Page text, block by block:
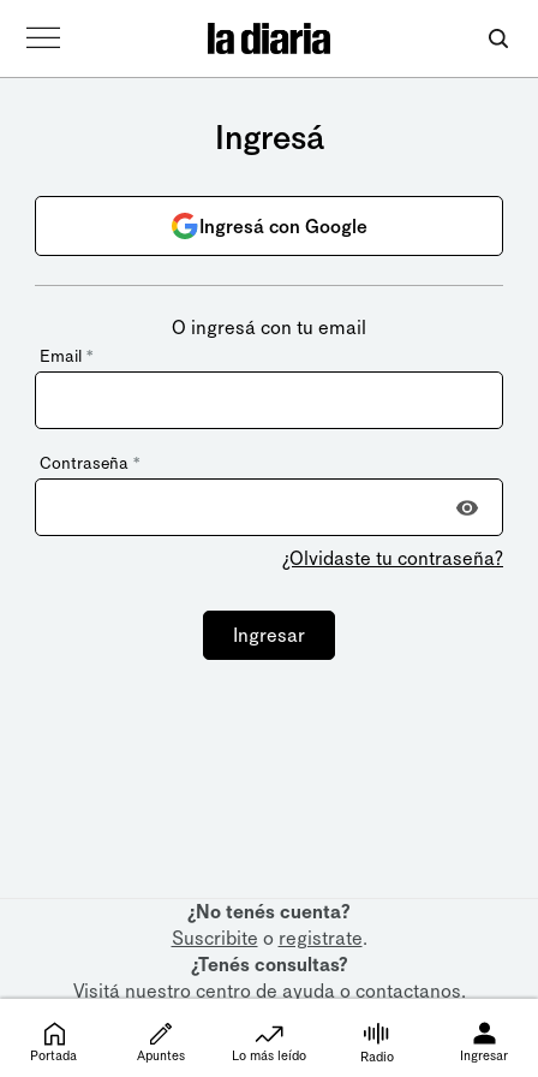
Ingresá
Ingresá con Google
O ingresá con tu email
Email *
Contraseña *
¿Olvidaste tu contraseña?
Ingresar
¿No tenés cuenta?
Suscribite o registrate.
¿Tenés consultas?
Visitá nuestrocentro de ayudaocontactanos.
Portada Apuntes Lo más leído Radio Ingresar